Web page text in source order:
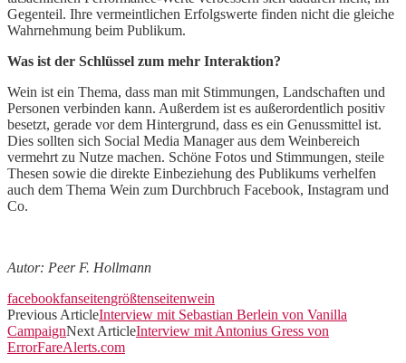
Gegenteil. Ihre vermeintlichen Erfolgswerte finden nicht die gleiche
Wahrnehmung beim Publikum.
Was ist der Schlüssel zum mehr Interaktion?
Wein ist ein Thema, dass man mit Stimmungen, Landschaften und
Personen verbinden kann. Außerdem ist es außerordentlich positiv
besetzt, gerade vor dem Hintergrund, dass es ein Genussmittel ist.
Dies sollten sich Social Media Manager aus dem Weinbereich
vermehrt zu Nutze machen. Schöne Fotos und Stimmungen, steile
Thesen sowie die direkte Einbeziehung des Publikums verhelfen
auch dem Thema Wein zum Durchbruch Facebook, Instagram und
Co.
Autor: Peer F. Hollmann
facebookfanseitengrößtenseitenwein
Previous ArticleInterview mit Sebastian Berlein von Vanilla
CampaignNext ArticleInterview mit Antonius Gress von
ErrorFareAlerts.com